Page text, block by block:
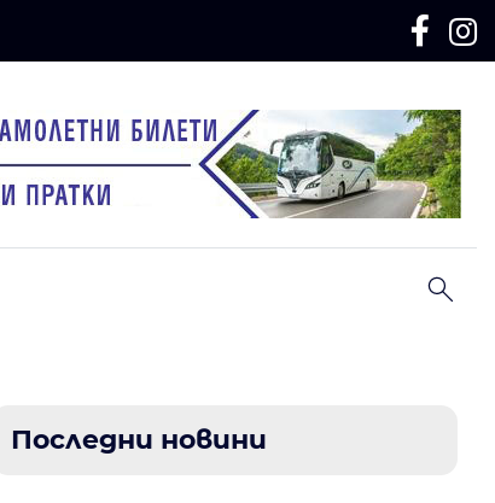
Последни новини